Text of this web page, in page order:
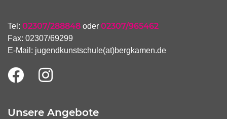
Tel: 02307/288848 oder 02307/965462
Fax: 02307/69299
E-Mail: jugendkunstschule(at)bergkamen.de
Unsere Angebote